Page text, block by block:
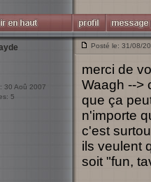
30 Aoû 2007
5
Posté le: 31/08/
merci de
Waagh -->
que ça
n'importe
c'est
ils veulent
soit "fun,